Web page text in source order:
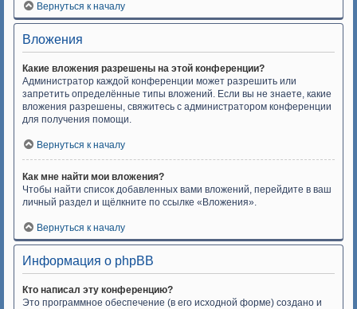
Вернуться к началу
Вложения
Какие вложения разрешены на этой конференции?
Администратор каждой конференции может разрешить или
запретить определённые типы вложений. Если вы не знаете, какие
вложения разрешены, свяжитесь с администратором конференции
для получения помощи.
Вернуться к началу
Как мне найти мои вложения?
Чтобы найти список добавленных вами вложений, перейдите в ваш
личный раздел и щёлкните по ссылке «Вложения».
Вернуться к началу
Информация о phpBB
Кто написал эту конференцию?
Это программное обеспечение (в его исходной форме) создано и